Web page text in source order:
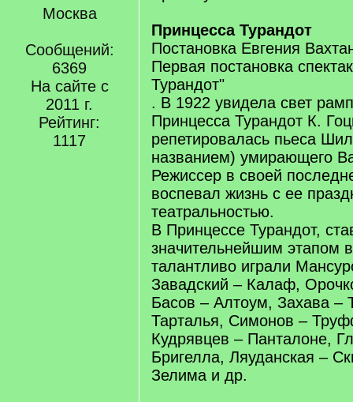
Москва
Сообщений:
6369
На сайте с
2011 г.
Рейтинг:
1117
Принцесса Турандот
Постановка Евгения
Первая постановка
Турандот"
. В 1922 увидела свет
Принцесса Турандот К.
репетировалась пьеса
названием) умирающего
Режиссер в своей
воспевал жизнь с ее
театральностью.
В Принцессе Турандот,
значительнейшим этапом
талантливо играли
Завадский – Калаф,
Басов – Алтоум, Захава –
Тарталья, Симонов –
Кудрявцев – Панталоне,
Бригелла, Ляуданская –
Зелима и др.